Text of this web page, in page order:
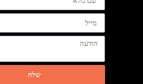
שלח